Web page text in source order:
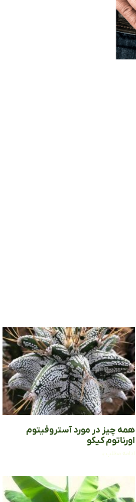
همه چیز در مورد آستروفیتوم
اورناتوم کیکو
ادامه مطلب »